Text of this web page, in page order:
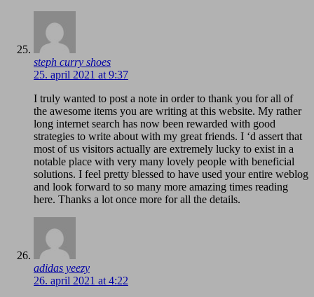
steph curry shoes
25. april 2021 at 9:37
I truly wanted to post a note in order to thank you for all of
the awesome items you are writing at this website. My rather
long internet search has now been rewarded with good
strategies to write about with my great friends. I ‘d assert that
most of us visitors actually are extremely lucky to exist in a
notable place with very many lovely people with beneficial
solutions. I feel pretty blessed to have used your entire weblog
and look forward to so many more amazing times reading
here. Thanks a lot once more for all the details.
adidas yeezy
26. april 2021 at 4:22